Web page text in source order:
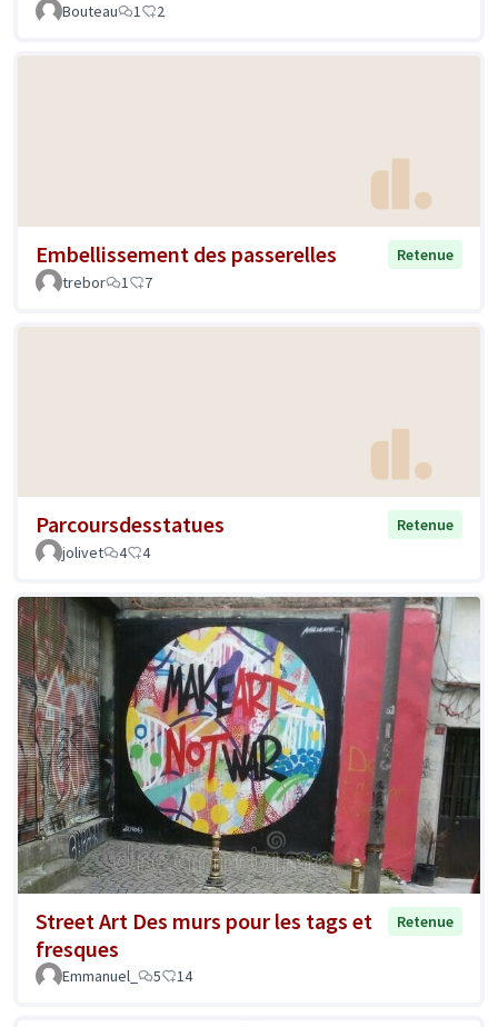
Bouteau 1 2
Embellissement des passerelles
Retenue
trebor
1 7
Parcoursdesstatues
Retenue
jolivet
4 4
Street Art Des murs pour les tags et
fresques
Retenue
Emmanuel_ 5 14